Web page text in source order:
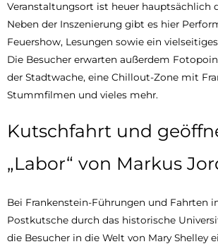
Veranstaltungsort ist heuer hauptsächlich
Neben der Inszenierung gibt es hier
Feuershow, Lesungen sowie ein
Die Besucher erwarten außerdem
der Stadtwache, eine Chillout-Zone mit
Stummfilmen und vieles mehr.
Kutschfahrt und
„Labor“ von Markus
Bei Frankenstein-Führungen und Fahrten
Postkutsche durch das historische
die Besucher in die Welt von Mary Shelley